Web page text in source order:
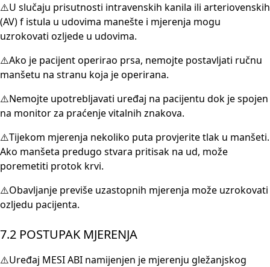
⚠️U slučaju prisutnosti intravenskih kanila ili arteriovenskih
(AV) f istula u udovima manešte i mjerenja mogu
uzrokovati ozljede u udovima.
⚠️Ako je pacijent operirao prsa, nemojte postavljati ručnu
manšetu na stranu koja je operirana.
⚠️Nemojte upotrebljavati uređaj na pacijentu dok je spojen
na monitor za praćenje vitalnih znakova.
⚠️Tijekom mjerenja nekoliko puta provjerite tlak u manšeti.
Ako manšeta predugo stvara pritisak na ud, može
poremetiti protok krvi.
⚠️Obavljanje previše uzastopnih mjerenja može uzrokovati
ozljedu pacijenta.
7.2 POSTUPAK MJERENJA
⚠️Uređaj MESI ABI namijenjen je mjerenju gležanjskog